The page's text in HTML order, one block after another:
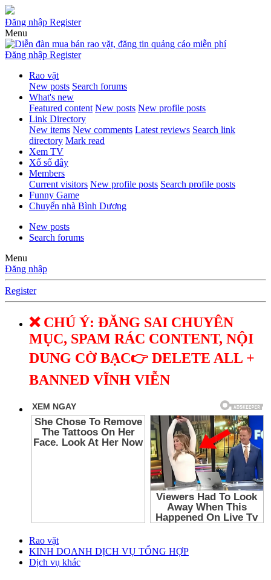
Đăng nhập Register
Menu
Đăng nhập Register
Rao vặt
New posts Search forums
What's new
Featured content New posts New profile posts
Link Directory
New items New comments Latest reviews Search link
directory Mark read
Xem TV
Xổ số đây
Members
Current visitors New profile posts Search profile posts
Funny Game
Chuyển nhà Bình Dương
New posts
Search forums
Menu
Đăng nhập
Register
❌ CHÚ Ý: ĐĂNG SAI CHUYÊN
MỤC, SPAM RÁC CONTENT, NỘI
DUNG CỜ BẠC👉 DELETE ALL +
BANNED VĨNH VIỄN
Rao vặt
KINH DOANH DỊCH VỤ TỔNG HỢP
Dịch vụ khác